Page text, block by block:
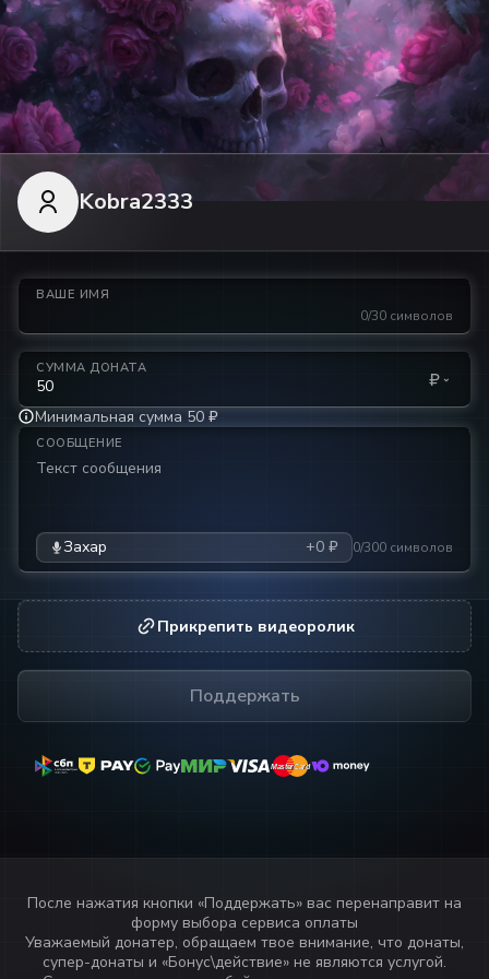
Kobra2333
ВАШЕ ИМЯ
0/30 символов
СУММА ДОНАТА ₽
Минимальная сумма 50 ₽
СООБЩЕНИЕ
Захар +0 ₽ 0/300 символов
Прикрепить видеоролик
Поддержать
MasterCard
MasterCard
После нажатия кнопки «Поддержать» вас перенаправит на
форму выбора сервиса оплаты
Уважаемый донатер, обращаем твое внимание, что донаты,
супер-донаты и «Бонус\действие» не являются услугой.